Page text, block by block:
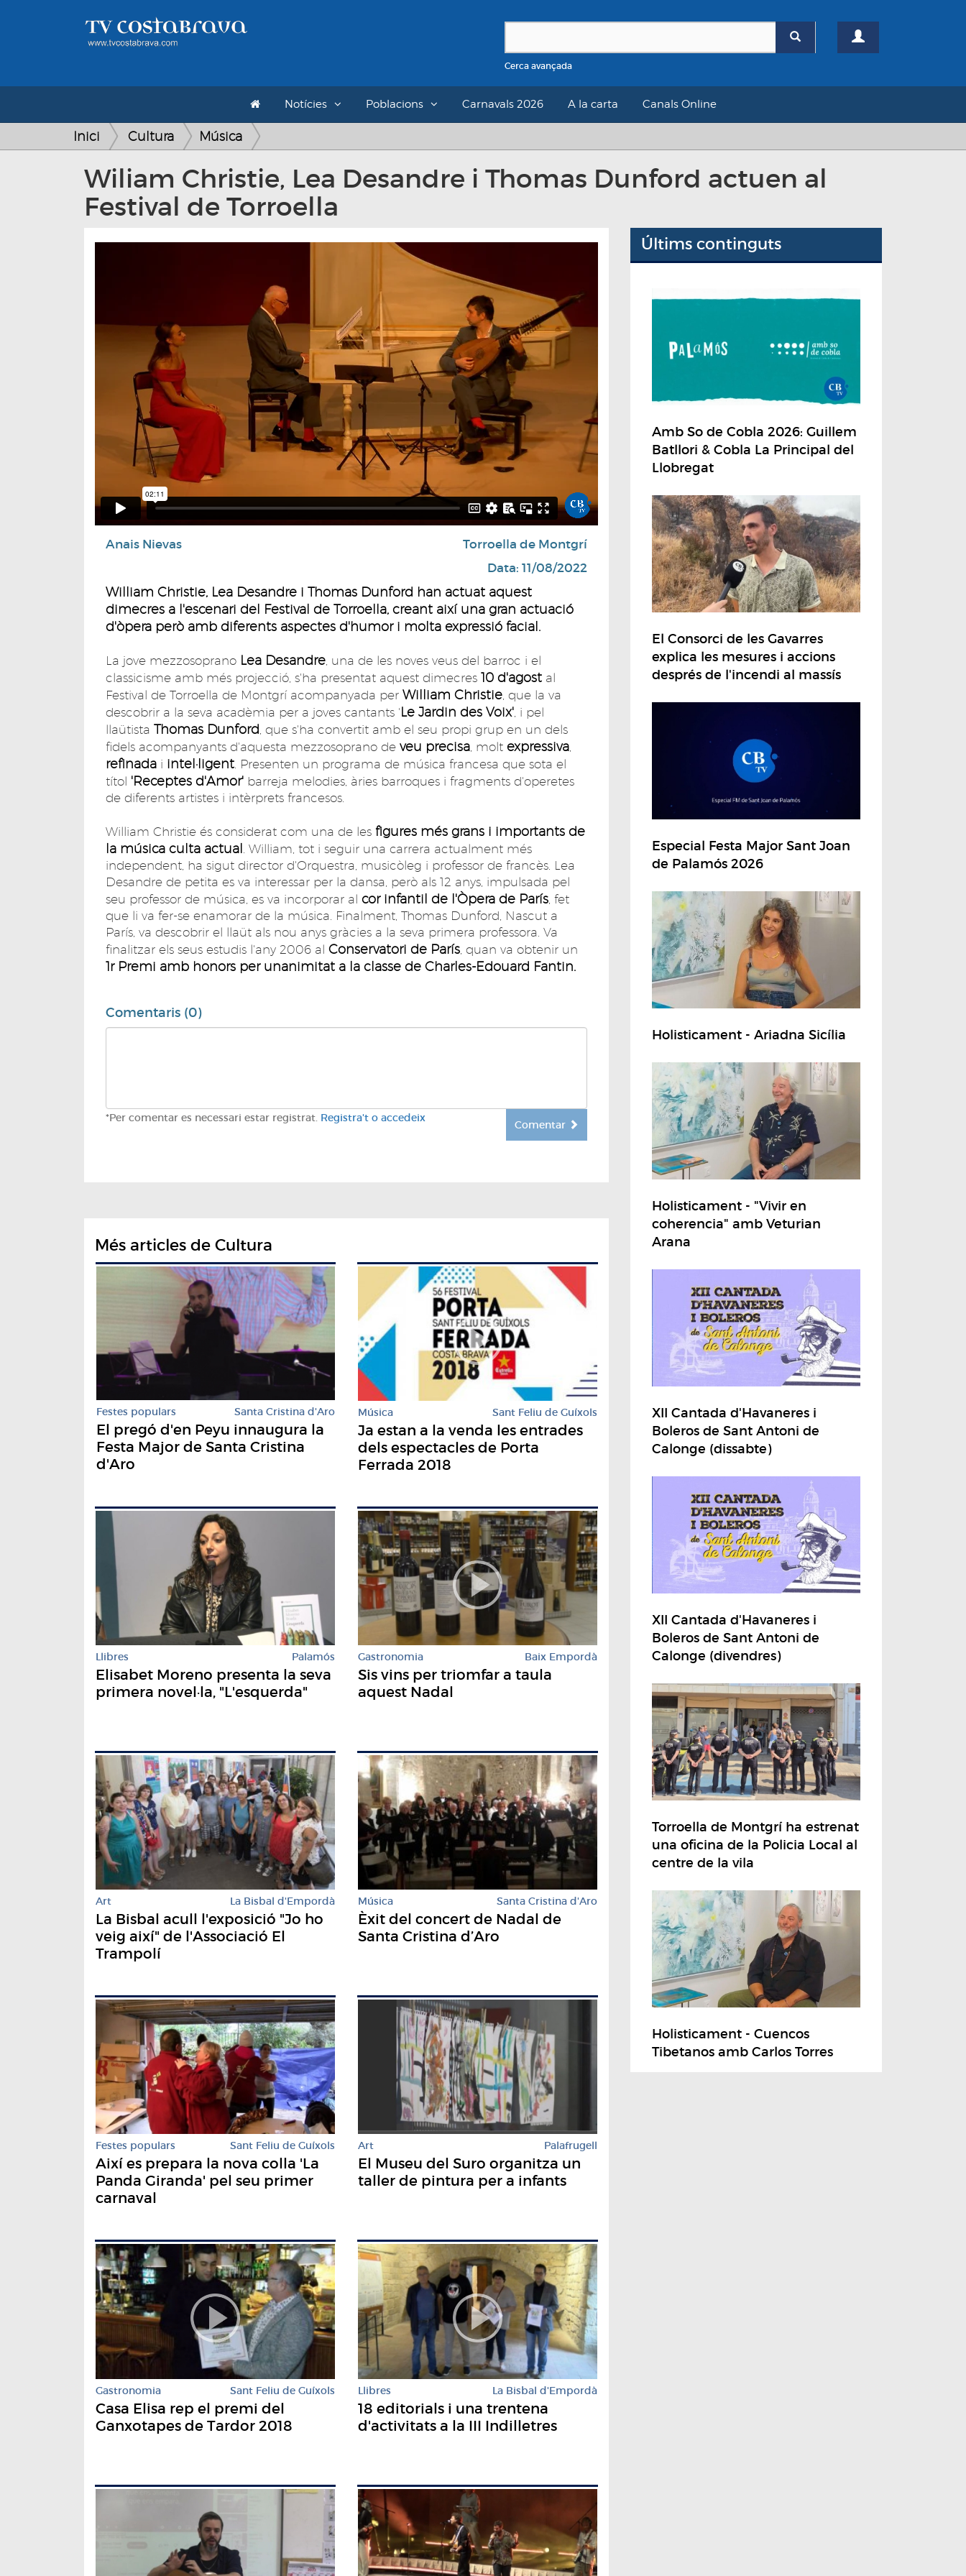
Cerca avançada
Notícies Poblacions Carnavals 2026 A la carta Canals Online
Inici Cultura Música
Wiliam Christie, Lea Desandre i Thomas Dunford actuen al
Festival de Torroella
Anais Nievas
Torroella de Montgrí
Data: 11/08/2022
William Christie, Lea Desandre i Thomas Dunford han actuat aquest
dimecres a l'escenari del Festival de Torroella, creant així una gran actuació
d'òpera però amb diferents aspectes d'humor i molta expressió facial.
La jove mezzosoprano Lea Desandre , una de les noves veus del barroc i el
classicisme amb més projecció, s'ha presentat aquest dimecres 10 d'agost al
Festival de Torroella de Montgrí acompanyada per William Christie , que la va
descobrir a la seva acadèmia per a joves cantants 'Le Jardin des Voix' , i pel
llaütista Thomas Dunford , que s'ha convertit amb el seu propi grup en un dels
fidels acompanyants d'aquesta mezzosoprano de veu precisa , molt expressiva
refinada i intel·ligent . Presenten un programa de música francesa que sota el
títol 'Receptes d'Amor' barreja melodies, àries barroques i fragments d'operetes
de diferents artistes i intèrprets francesos.
William Christie és considerat com una de les figures més grans i importants de
la música culta actual . William, tot i seguir una carrera actualment més
independent, ha sigut director d'Orquestra, musicòleg i professor de francès. Lea
Desandre de petita es va interessar per la dansa, però als 12 anys, impulsada pel
seu professor de música, es va incorporar al cor infantil de l'Òpera de París , fet
que li va fer-se enamorar de la música. Finalment, Thomas Dunford, Nascut a
París, va descobrir el llaüt als nou anys gràcies a la seva primera professora. Va
finalitzar els seus estudis l'any 2006 al Conservatori de París , quan va obtenir un
1r Premi amb honors per unanimitat a la classe de Charles-Edouard Fantin.
Comentaris (0)
*Per comentar es necessari estar registrat. Registra't o accedeix
Comentar
Més articles de Cultura
Festes populars Santa Cristina d'Aro
El pregó d'en Peyu innaugura la
Festa Major de Santa Cristina
d'Aro
Música Sant Feliu de Guíxols
Ja estan a la venda les entrades
dels espectacles de Porta
Ferrada 2018
Llibres Palamós
Elisabet Moreno presenta la seva
primera novel·la, "L'esquerda"
Gastronomia Baix Empordà
Sis vins per triomfar a taula
aquest Nadal
Art La Bisbal d'Empordà
La Bisbal acull l'exposició "Jo ho
veig així" de l'Associació El
Trampolí
Música Santa Cristina d'Aro
Èxit del concert de Nadal de
Santa Cristina d’Aro
Festes populars Sant Feliu de Guíxols
Així es prepara la nova colla 'La
Panda Giranda' pel seu primer
carnaval
Art Palafrugell
El Museu del Suro organitza un
taller de pintura per a infants
Gastronomia Sant Feliu de Guíxols
Casa Elisa rep el premi del
Ganxotapes de Tardor 2018
Llibres La Bisbal d'Empordà
18 editorials i una trentena
d'activitats a la III Indilletres
Últims continguts
Amb So de Cobla 2026: Guillem
Batllori & Cobla La Principal del
Llobregat
El Consorci de les Gavarres
explica les mesures i accions
després de l'incendi al massís
Especial Festa Major Sant Joan
de Palamós 2026
Holisticament - Ariadna Sicília
Holisticament - "Vivir en
coherencia" amb Veturian
Arana
XII Cantada d'Havaneres i
Boleros de Sant Antoni de
Calonge (dissabte)
XII Cantada d'Havaneres i
Boleros de Sant Antoni de
Calonge (divendres)
Torroella de Montgrí ha estrenat
una oficina de la Policia Local al
centre de la vila
Holisticament - Cuencos
Tibetanos amb Carlos Torres